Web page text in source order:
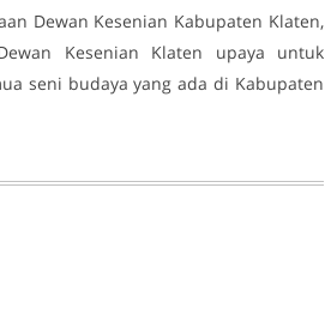
Dewan Kesenian Kabupaten Klaten,
Kesenian Klaten upaya untuk
seni budaya yang ada di Kabupaten